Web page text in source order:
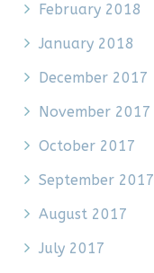
February 2018
January 2018
December 2017
November 2017
October 2017
September 2017
August 2017
July 2017